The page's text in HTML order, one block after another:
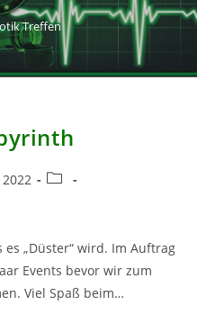
Treffen
Beitrags-
„Düster“ wird. Im Auftrag
Events bevor wir zum
Viel Spaß beim…